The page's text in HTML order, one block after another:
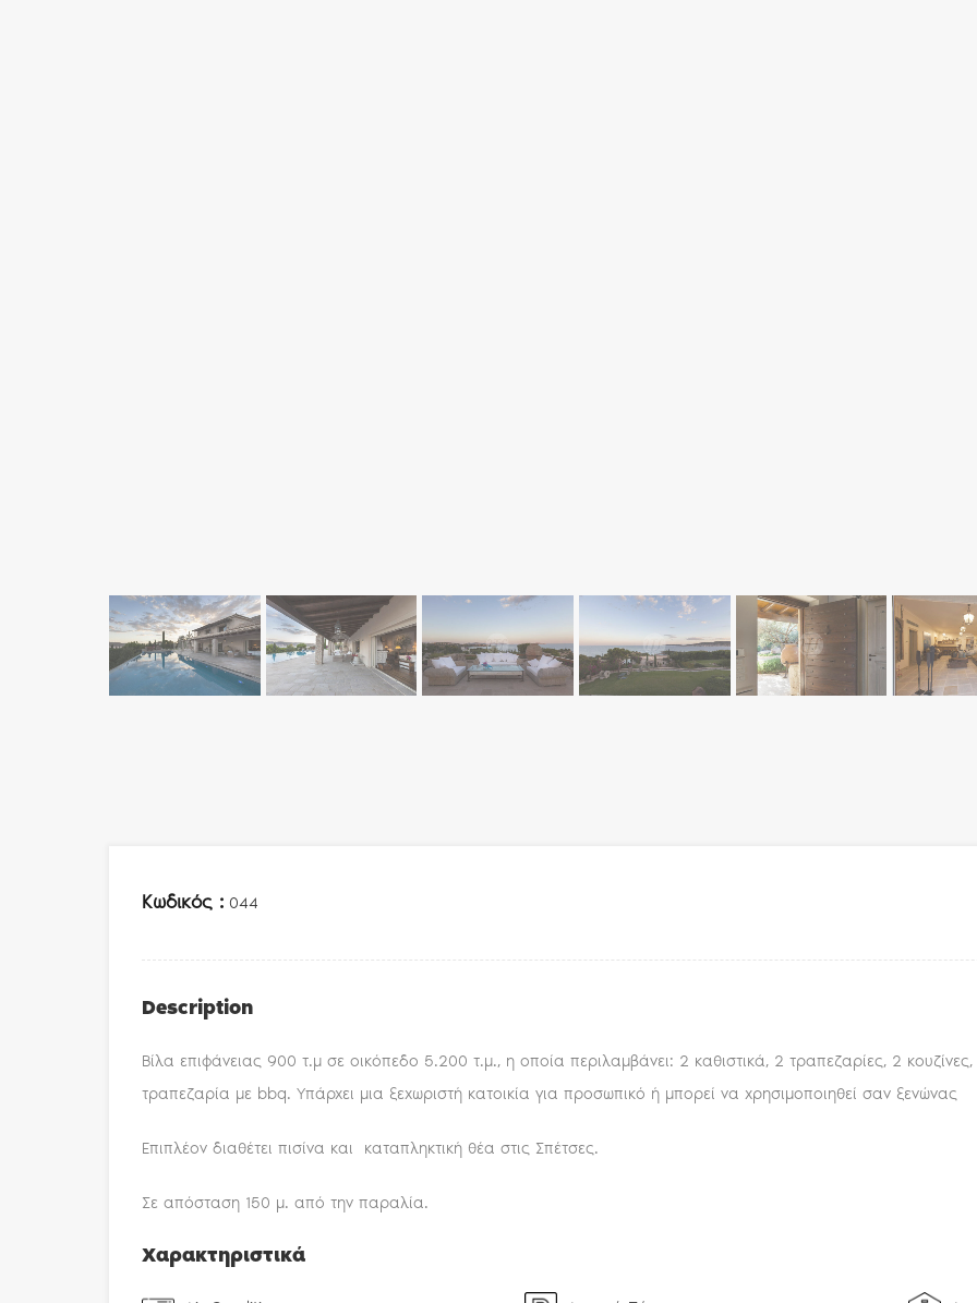
Κωδικός : 044
Description
Βίλα επιφάνειας 900 τ.μ σε οικόπεδο 5.200 τ.μ., η οποία περιλαμβάνει: 2 καθιστικά, 2 τραπεζαρίες, 2
τραπεζαρία με bbq. Υπάρχει μια ξεχωριστή κατοικία για προσωπικό ή μπορεί να χρησιμοποιηθεί σαν ξενώνας
Επιπλέον διαθέτει πισίνα και καταπληκτική θέα στις Σπέτσες.
Σε απόσταση 150 μ. από την παραλία.
Χαρακτηριστικά